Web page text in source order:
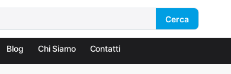
Cerca
Blog Chi Siamo Contatti